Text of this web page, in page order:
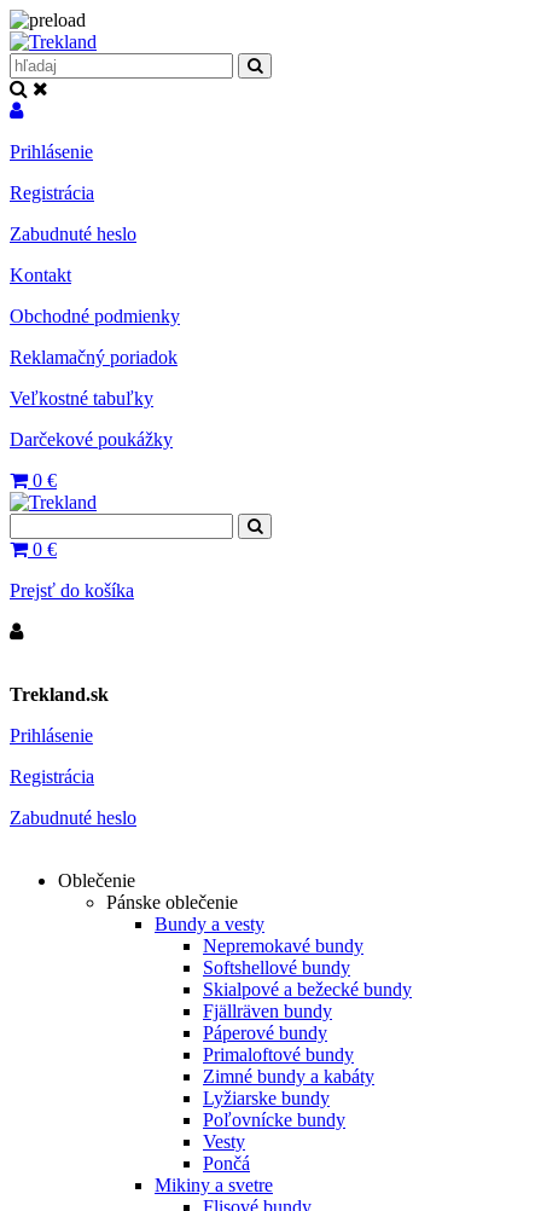
Prihlásenie
Registrácia
Zabudnuté heslo
Kontakt
Obchodné podmienky
Reklamačný poriadok
Veľkostné tabuľky
Darčekové poukážky
0 €
0 €
Prejsť do košíka
Trekland.sk
Prihlásenie
Registrácia
Zabudnuté heslo
Oblečenie
Pánske oblečenie
Bundy a vesty
Nepremokavé bundy
Softshellové bundy
Skialpové a bežecké bundy
Fjällräven bundy
Páperové bundy
Primaloftové bundy
Zimné bundy a kabáty
Lyžiarske bundy
Poľovnícke bundy
Vesty
Pončá
Mikiny a svetre
Flisové bundy